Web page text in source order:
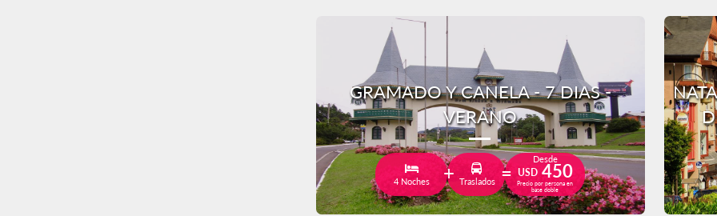
GRAMADO Y CANELA - 7 DIAS -
VERANO
4 Noches Traslados
Desde
USD450
Precio por persona en
base doble